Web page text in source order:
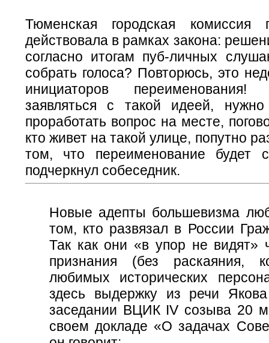
Тюменская городская комиссия
действовала в рамках закона:
согласно итогам пуб-личных
собрать голоса? Повторюсь, это
инициаторов
заявляться с такой идеей,
проработать вопрос на месте,
кто живет на такой улице, попутно
том, что переименование будет
подчеркнул собеседник.
Новые адепты большевизма
том, кто развязал в России
Так как они «в упор не видят»
признания (без раскаяния,
любимых исторических
здесь выдержку из речи
заседании ВЦИК IV созыва 20
своем докладе «О задачах